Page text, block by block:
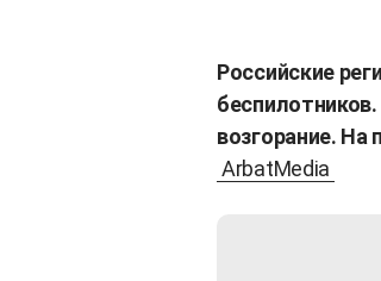
Российские
возгорание. На
ArbatMedia